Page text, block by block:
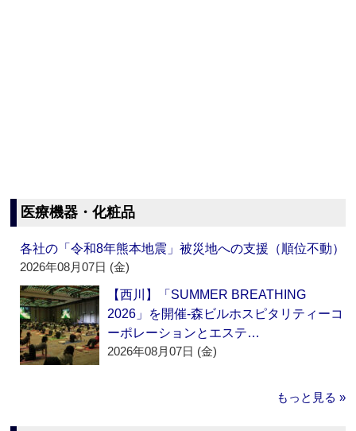
医療機器・化粧品
各社の「令和8年熊本地震」被災地への支援（順位不動）
2026年08月07日 (金)
【西川】「SUMMER BREATHING
2026」を開催‐森ビルホスピタリティーコ
ーポレーションとエステ…
2026年08月07日 (金)
もっと見る »